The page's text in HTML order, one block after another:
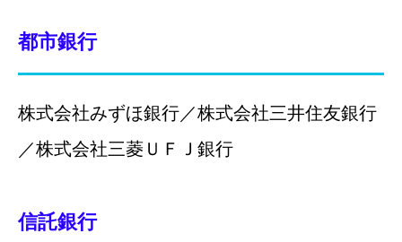
都市銀行
株式会社みずほ銀行／株式会社三井住友銀行
／株式会社三菱ＵＦＪ銀行
信託銀行